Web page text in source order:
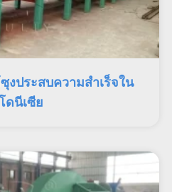
งประสบความสำเร็จใน
ดนีเซีย